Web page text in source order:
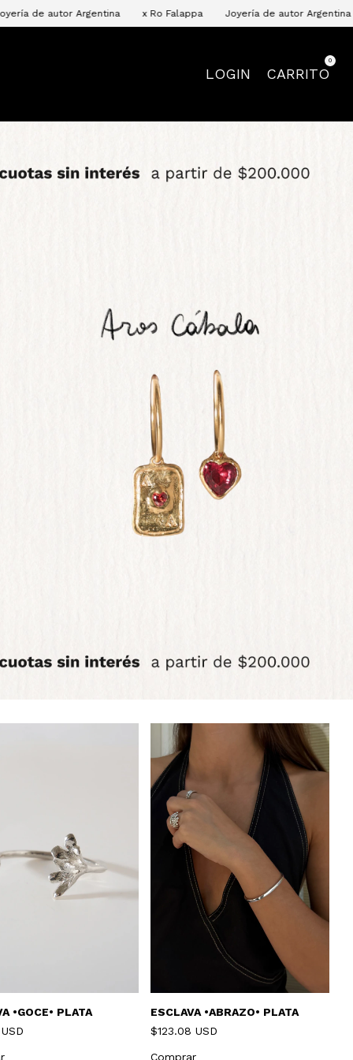
x Ro Falappa Joyería de autor Argentina x Ro Falappa
LOGIN CARRITO
0
•GOCE• PLATA
ESCLAVA •ABRAZO• PLATA
$123.08 USD